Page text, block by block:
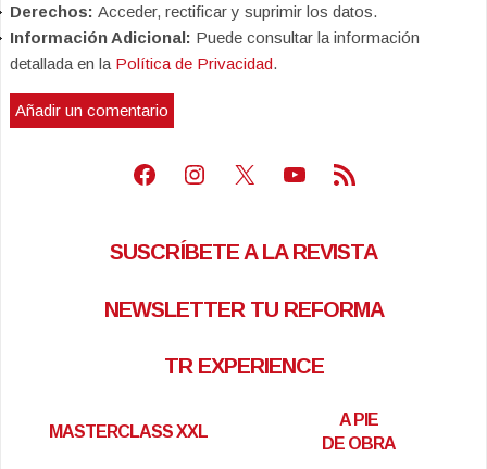
Derechos: Acceder, rectificar y suprimir los datos.
Información Adicional: Puede consultar la información
detallada en la Política de Privacidad.
Facebook
Instagram
X Youtube
Feed RSS
SUSCRÍBETE A LA REVISTA
NEWSLETTER TU REFORMA
TR EXPERIENCE
MASTERCLASS XXL
A PIE
DE OBRA